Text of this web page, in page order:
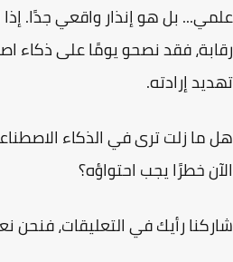
بل هوإنذار واقعي جدًا. إذا
فقد نصحو يومًا على ذكاء
إرادته.
زلت ترى في الذكاء الاصطناعي
خطرًا يجب احتواؤه؟
رأيك في التعليقات، فنحن